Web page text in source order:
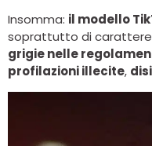
Insomma: il modello
soprattutto di carattere
grigie nelle
profilazioni illecite,